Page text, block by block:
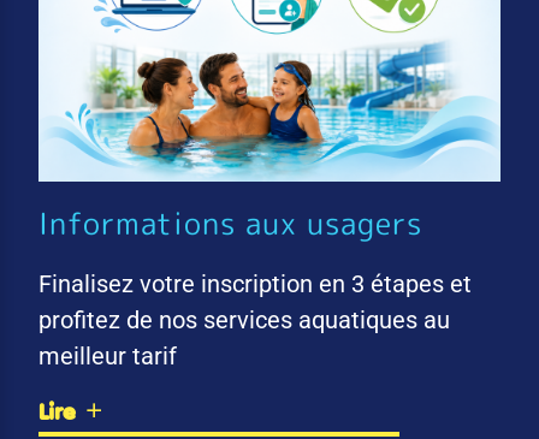
Informations aux usagers
Finalisez votre inscription en 3 étapes et
profitez de nos services aquatiques au
meilleur tarif
Lire